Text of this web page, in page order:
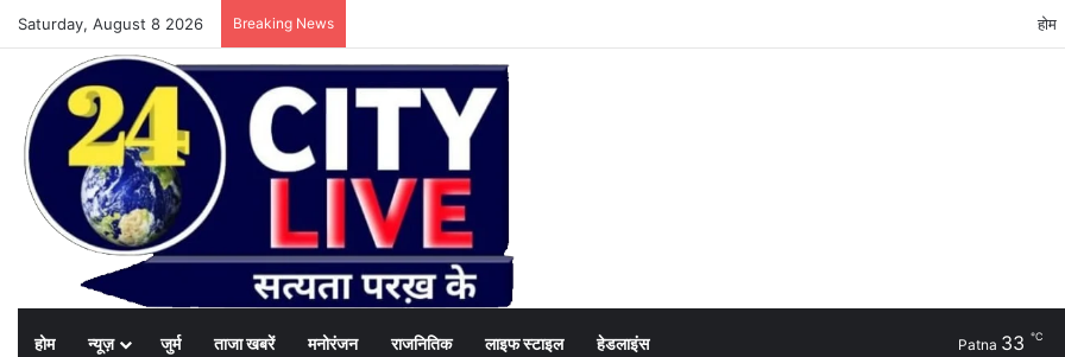
Saturday, August 8 2026 Breaking News होम
होम न्यूज़ जुर्म ताजा खबरें मनोरंजन राजनितिक लाइफ स्टाइल हेडलाइंस Patna 33 ℃